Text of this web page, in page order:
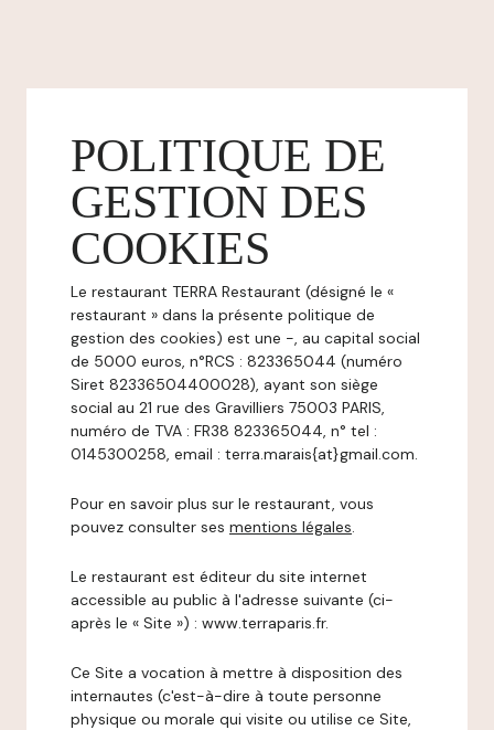
POLITIQUE DE
GESTION DES
COOKIES
Le restaurant TERRA Restaurant (désigné le «
restaurant » dans la présente politique de
gestion des cookies) est une -, au capital social
de 5000 euros, n°RCS : 823365044 (numéro
Siret 82336504400028), ayant son siège
social au 21 rue des Gravilliers 75003 PARIS,
numéro de TVA : FR38 823365044, n° tel :
0145300258, email : terra.marais{at}gmail.com.
Pour en savoir plus sur le restaurant, vous
pouvez consulter ses mentions légales.
Le restaurant est éditeur du site internet
accessible au public à l'adresse suivante (ci-
après le « Site ») : www.terraparis.fr.
Ce Site a vocation à mettre à disposition des
internautes (c'est-à-dire à toute personne
physique ou morale qui visite ou utilise ce Site,